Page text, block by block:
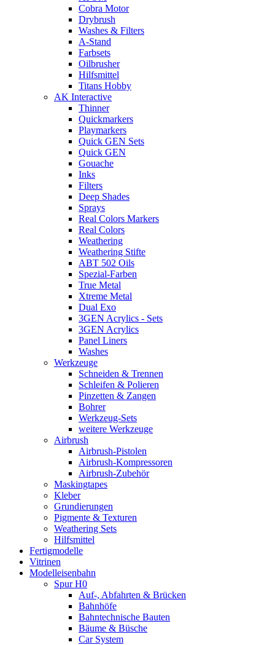
Cobra Motor
Drybrush
Washes & Filters
A-Stand
Farbsets
Oilbrusher
Hilfsmittel
Titans Hobby
AK Interactive
Thinner
Quickmarkers
Playmarkers
Quick GEN Sets
Quick GEN
Gouache
Inks
Filters
Deep Shades
Sprays
Real Colors Markers
Real Colors
Weathering
Weathering Stifte
ABT 502 Oils
Spezial-Farben
True Metal
Xtreme Metal
Dual Exo
3GEN Acrylics - Sets
3GEN Acrylics
Panel Liners
Washes
Werkzeuge
Schneiden & Trennen
Schleifen & Polieren
Pinzetten & Zangen
Bohrer
Werkzeug-Sets
weitere Werkzeuge
Airbrush
Airbrush-Pistolen
Airbrush-Kompressoren
Airbrush-Zubehör
Maskingtapes
Kleber
Grundierungen
Pigmente & Texturen
Weathering Sets
Hilfsmittel
Fertigmodelle
Vitrinen
Modelleisenbahn
Spur H0
Auf-, Abfahrten & Brücken
Bahnhöfe
Bahntechnische Bauten
Bäume & Büsche
Car System